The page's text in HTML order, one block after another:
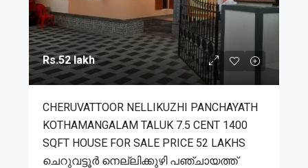
Rs.52 lakh
CHERUVATTOOR NELLIKUZHI PANCHAYATH
KOTHAMANGALAM TALUK 7.5 CENT 1400
SQFT HOUSE FOR SALE PRICE 52 LAKHS
ചെറുവട്ടൂർ നെല്ലിക്കുഴി പഞ്ചായത്ത്